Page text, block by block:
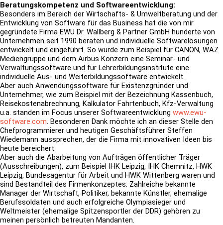
Beratungskompetenz und Softwareentwicklung:
Besonders im Bereich der Wirtschafts- & Umweltberatung und der
Entwicklung von Software für das Business hat die von mir
gegründete Firma EWU Dr. Wallberg & Partner GmbH hunderte von
Unternehmen seit 1990 beraten und individuelle Softwarelösungen
entwickelt und eingeführt. So wurde zum Beispiel für CANON, WAZ
Mediengruppe und dem Airbus Konzern eine Seminar- und
Verwaltungssoftware und für Lehrerbildungsinstitute eine
individuelle Aus- und Weiterbildungssoftware entwickelt.
Aber auch Anwendungssoftware für Existenzgründer und
Unternehmer, wie zum Beispiel mit der Bezeichnung Kassenbuch,
Reisekostenabrechnung, Kalkulator Fahrtenbuch, Kfz-Verwaltung
u.a. standen im Focus unserer Softwareentwicklung www.ewu-
software.com. Besonderen Dank möchte ich an dieser Stelle den
Chefprogrammierer und heutigen Geschäftsführer Steffen
Wiedemann aussprechen, der die Firma mit innovativen Ideen bis
heute bereichert.
Aber auch die Abarbeitung von Aufträgen öffentlicher Träger
(Ausschreibungen), zum Beispiel IHK Leipzig, IHK Chemnitz, HWK
Leipzig, Bundesagentur für Arbeit und HWK Wittenberg waren und
sind Bestandteil des Firmenkonzeptes. Zahlreiche bekannte
Manager der Wirtschaft, Politiker, bekannte Künstler, ehemalige
Berufssoldaten und auch erfolgreiche Olympiasieger und
Weltmeister (ehemalige Spitzensportler der DDR) gehören zu
meinen persönlich betreuten Mandanten.